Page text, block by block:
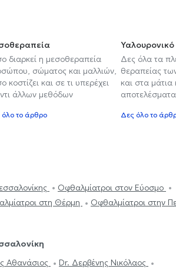
διαρκεί η μεσοθεραπεία
σώματος και μαλλιών,
κοστίζει και σε τι υπερέχει
άλλων μεθόδων
όλο το άρθρο
Δες όλα τα
θεραπείας
και στα μάτια
Δες όλο το
Οφθαλμίατροι στον Εύοσμο
στη Θέρμη Οφθαλμίατροι στην
Αθανάσιος
Dr. Δερβένης Νικόλαος